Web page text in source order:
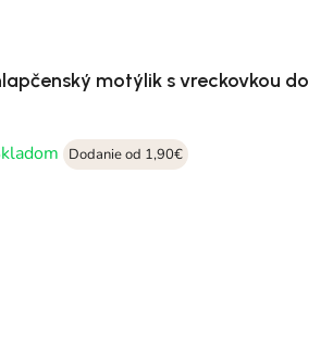
motýlik s vreckovkou do
Dodanie od 1,90€